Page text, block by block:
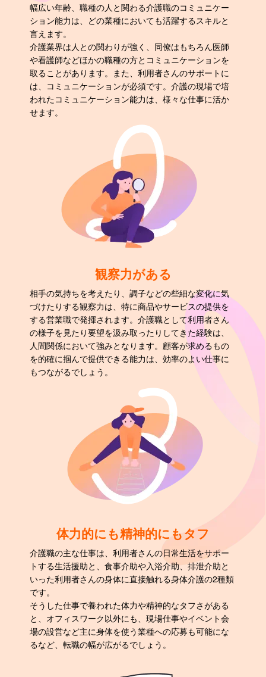
幅広い年齢、職種の人と関わる介護職のコミュニケー
ション能力は、どの業種においても活躍するスキルと
言えます。
介護業界は人との関わりが強く、同僚はもちろん医師
や看護師などほかの職種の方とコミュニケーションを
取ることがあります。また、利用者さんのサポートに
は、コミュニケーションが必須です。介護の現場で培
われたコミュニケーション能力は、様々な仕事に活か
せます。
観察力がある
相手の気持ちを考えたり、調子などの些細な変化に気
づけたりする観察力は、特に商品やサービスの提供を
する営業職で発揮されます。介護職として利用者さん
の様子を見たり要望を汲み取ったりしてきた経験は、
人間関係において強みとなります。顧客が求めるもの
を的確に掴んで提供できる能力は、効率のよい仕事に
もつながるでしょう。
体力的にも精神的にもタフ
介護職の主な仕事は、利用者さんの日常生活をサポー
トする生活援助と、食事介助や入浴介助、排泄介助と
いった利用者さんの身体に直接触れる身体介護の2種類
です。
そうした仕事で養われた体力や精神的なタフさがある
と、オフィスワーク以外にも、現場仕事やイベント会
場の設営など主に身体を使う業種への応募も可能にな
るなど、転職の幅が広がるでしょう。